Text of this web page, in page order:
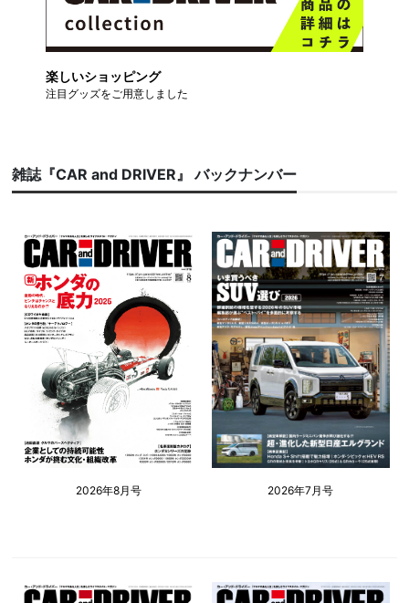
楽しいショッピング
注目グッズをご用意しました
雑誌『CAR and DRIVER』 バックナンバー
2026年8月号 2026年7月号